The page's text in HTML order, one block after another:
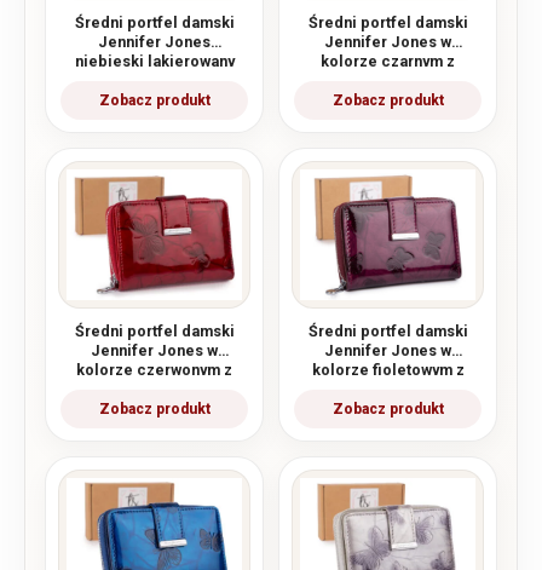
Średni portfel damski
Jennifer Jones
niebieski lakierowany
Średni portfel damski
Jennifer Jones w
kolorze czarnym z
Średni portfel damski
Jennifer Jones w
kolorze czerwonym z
Średni portfel damski
Jennifer Jones w
kolorze fioletowym z